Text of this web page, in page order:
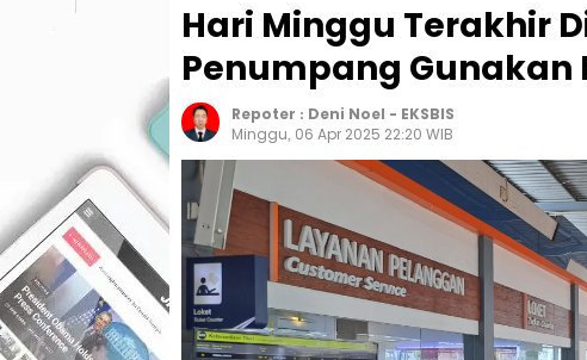
Hari Minggu Terakhir
Penumpang Gunakan
Repoter : Deni Noel - EKSBIS
Minggu, 06 Apr 2025 22:20 WIB